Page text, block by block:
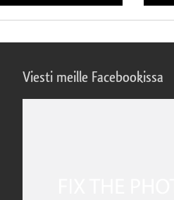
Viesti meille Facebookissa